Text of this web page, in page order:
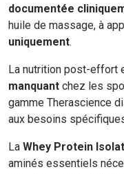
documentée
huile de massage, à
uniquement.
La nutrition post-effort
manquant chez les
gamme Therascience
aux besoins
La Whey Protein
aminés essentiels